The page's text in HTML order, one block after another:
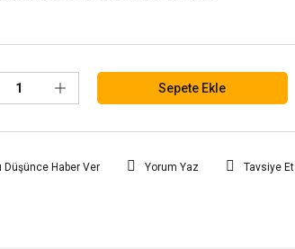
Sepete Ekle
Düşünce Haber Ver Yorum Yaz Tavsiye Et